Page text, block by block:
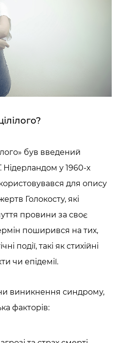
» був введений
Нідерландом у 1960-х
для опису
Голокосту, які
провини за своє
поширився на тих,
події, такі як стихійні
чи епідемії.
виникнення синдрому,
факторів: